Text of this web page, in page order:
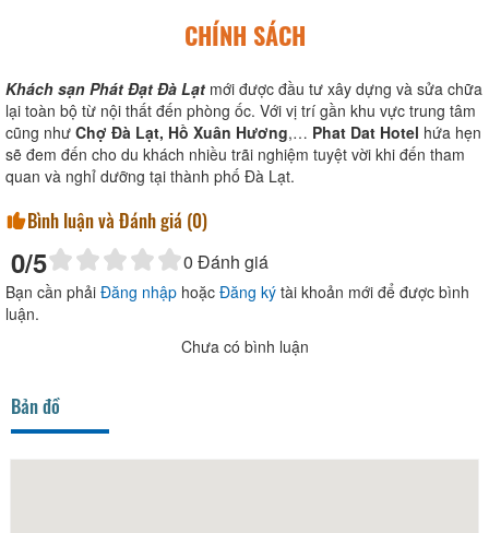
CHÍNH SÁCH
Khách sạn Phát Đạt Đà Lạt mới được đầu tư xây dựng và sửa chữa
lại toàn bộ từ nội thất đến phòng ốc. Với vị trí gần khu vực trung tâm
cũng như Chợ Đà Lạt, Hồ Xuân Hương,… Phat Dat Hotel hứa hẹn
sẽ đem đến cho du khách nhiều trãi nghiệm tuyệt vời khi đến tham
quan và nghỉ dưỡng tại thành phố Đà Lạt.
Bình luận và Đánh giá (0)
0/5 0 Đánh giá
Bạn cần phải Đăng nhập hoặc Đăng ký tài khoản mới để được bình
luận.
Chưa có bình luận
Bản đồ